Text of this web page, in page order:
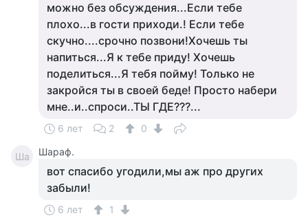
можно без обсуждения...Если тебе
плохо...в гости приходи.! Если тебе
скучно....срочно позвони!Хочешь ты
напиться...Я к тебе приду! Хочешь
поделиться...Я тебя пойму! Только не
закройся ты в своей беде! Просто набери
мне..и..спроси..ТЫ ГДЕ???...
6 лет 2 0
Ша Шараф.
вот спасибо угодили,мы аж про других
забыли!
6 лет
1